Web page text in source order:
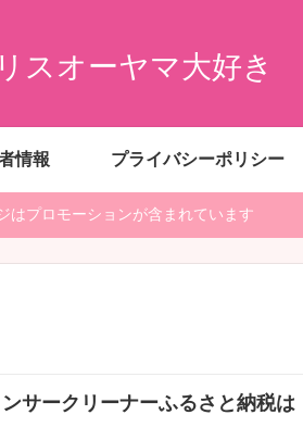
スオーヤマ大好き
情報 プライバシーポリシー
はプロモーションが含まれています
サークリーナーふるさと納税は